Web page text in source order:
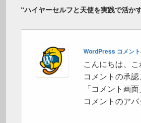
“ハイヤーセルフと天使を実践で活か
WordPress コメン
こんにちは、こ
コメントの承
「コメント画
コメントのア